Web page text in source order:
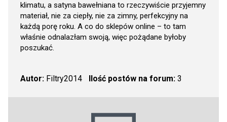
klimatu, a satyna bawełniana to rzeczywiście przyjemny
materiał, nie za ciepły, nie za zimny, perfekcyjny na
każdą porę roku. A co do sklepów online – to tam
właśnie odnalazłam swoją, więc pożądane byłoby
poszukać.
Autor: Filtry2014 Ilość postów na forum:3